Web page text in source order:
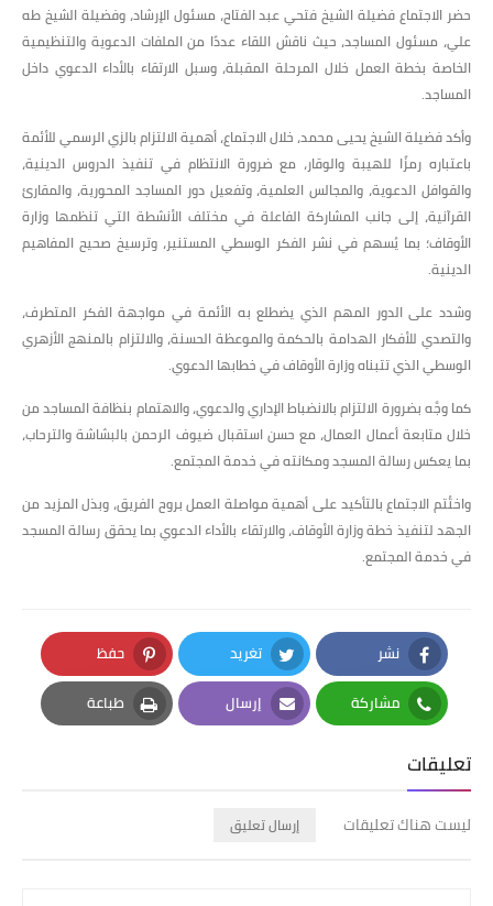
حضر الاجتماع فضيلة الشيخ فتحي عبد الفتاح، مسئول الإرشاد، وفضيلة الشيخ طه
علي، مسئول المساجد، حيث ناقش اللقاء عددًا من الملفات الدعوية والتنظيمية
الخاصة بخطة العمل خلال المرحلة المقبلة، وسبل الارتقاء بالأداء الدعوي داخل
المساجد.
وأكد فضيلة الشيخ يحيى محمد، خلال الاجتماع، أهمية الالتزام بالزي الرسمي للأئمة
باعتباره رمزًا للهيبة والوقار، مع ضرورة الانتظام في تنفيذ الدروس الدينية،
والقوافل الدعوية، والمجالس العلمية، وتفعيل دور المساجد المحورية، والمقارئ
القرآنية، إلى جانب المشاركة الفاعلة في مختلف الأنشطة التي تنظمها وزارة
الأوقاف؛ بما يُسهم في نشر الفكر الوسطي المستنير، وترسيخ صحيح المفاهيم
الدينية.
وشدد على الدور المهم الذي يضطلع به الأئمة في مواجهة الفكر المتطرف،
والتصدي للأفكار الهدامة بالحكمة والموعظة الحسنة، والالتزام بالمنهج الأزهري
الوسطي الذي تتبناه وزارة الأوقاف في خطابها الدعوي.
كما وجَّه بضرورة الالتزام بالانضباط الإداري والدعوي، والاهتمام بنظافة المساجد من
خلال متابعة أعمال العمال، مع حسن استقبال ضيوف الرحمن بالبشاشة والترحاب،
بما يعكس رسالة المسجد ومكانته في خدمة المجتمع.
واختُتم الاجتماع بالتأكيد على أهمية مواصلة العمل بروح الفريق، وبذل المزيد من
الجهد لتنفيذ خطة وزارة الأوقاف، والارتقاء بالأداء الدعوي بما يحقق رسالة المسجد
في خدمة المجتمع.
نشر
Facebook
تغريد
Twitter
حفظ
Pinterest
مشاركة
Whatsapp
إرسال
Email
طباعة
Print
تعليقات
ليست هناك تعليقات إرسال تعليق